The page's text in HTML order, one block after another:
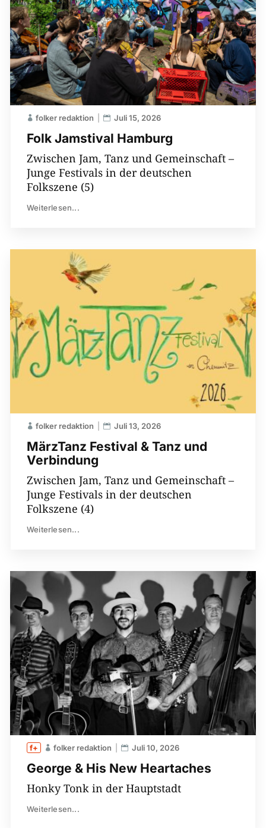
Folk Jamstival Hamburg
folker redaktion Juli 15, 2026
Zwischen Jam, Tanz und Gemeinschaft –
Junge Festivals in der deutschen
Folkszene (5)
Weiterlesen...
MärzTanz Festival & Tanz und
Verbindung
folker redaktion Juli 13, 2026
Zwischen Jam, Tanz und Gemeinschaft –
Junge Festivals in der deutschen
Folkszene (4)
Weiterlesen...
George & His New Heartaches
folker redaktion Juli 10, 2026
Honky Tonk in der Hauptstadt
Weiterlesen...